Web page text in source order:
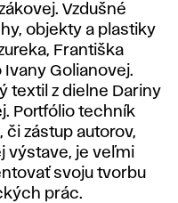
Vzdušné
objekty a plastiky
Františka
Ivany Golianovej.
textil z dielne Dariny
Portfólio techník
či zástup autorov,
výstave, je veľmi
svoju tvorbu
prác.